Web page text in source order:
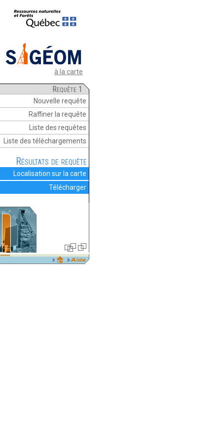
à la carte
Requête 1
Nouvelle requête
Raffiner la requête
Liste des requêtes
Liste des téléchargements
Résultats de requête
Localisation sur la carte
Télécharger